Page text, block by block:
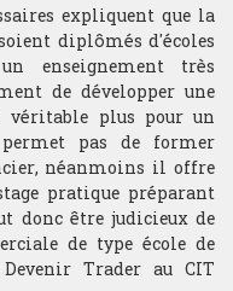
USA
expliquent que la
diplômés d'écoles
enseignement très
de développer une
plus pour un
pas de former
néanmoins il offre
pratique préparant
donc être judicieux de
de type école de
Trader au CIT